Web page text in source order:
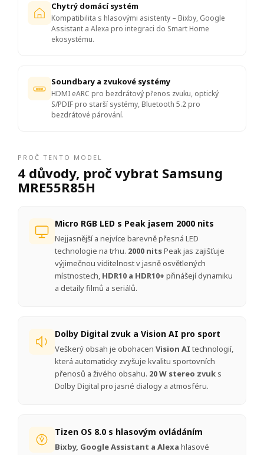
Chytrý domácí systém
Kompatibilita s hlasovými asistenty – Bixby, Google
Assistant a Alexa pro integraci do Smart Home
ekosystému.
Soundbary a zvukové systémy
HDMI eARC pro bezdrátový přenos zvuku, optický
S/PDIF pro starší systémy, Bluetooth 5.2 pro
bezdrátové párování.
PROČ TENTO MODEL
4 důvody, proč vybrat Samsung
MRE55R85H
Micro RGB LED s Peak jasem 2000 nits
Nejjasnější a nejvíce barevně přesná LED
technologie na trhu. 2000 nitsPeak jas zajišťuje
výjimečnou viditelnost v jasně osvětlených
místnostech, HDR10 a HDR10+ přinášejí dynamiku
a detaily filmů a seriálů.
Dolby Digital zvuk a Vision AI pro sport
Veškerý obsah je obohacen Vision AI technologií,
která automaticky zvyšuje kvalitu sportovních
přenosů a živého obsahu. 20 W stereo zvuk s
Dolby Digital pro jasné dialogy a atmosféru.
Tizen OS 8.0 s hlasovým ovládáním
Bixby, Google Assistant a Alexa hlasové